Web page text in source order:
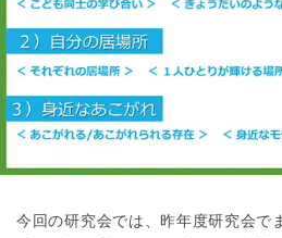
から
今回の研究会では、昨年度研究会で